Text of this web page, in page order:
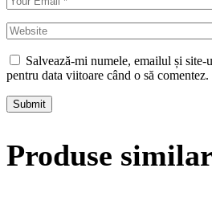
Salvează-mi numele, emailul și
pentru data viitoare când o să comentez.
Submit
Produse